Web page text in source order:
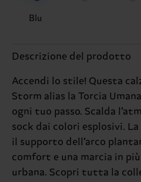
Blu
Descrizione del prodotto
Accendi lo stile! Questa
Storm alias la Torcia
ogni tuo passo. Scalda
sock dai colori esplosivi.
il supporto dell’arco
comfort e una marcia in
urbana. Scopri tutta la